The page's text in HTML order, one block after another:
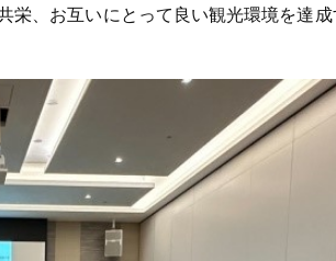
栄、お互いにとって良い観光環境を達